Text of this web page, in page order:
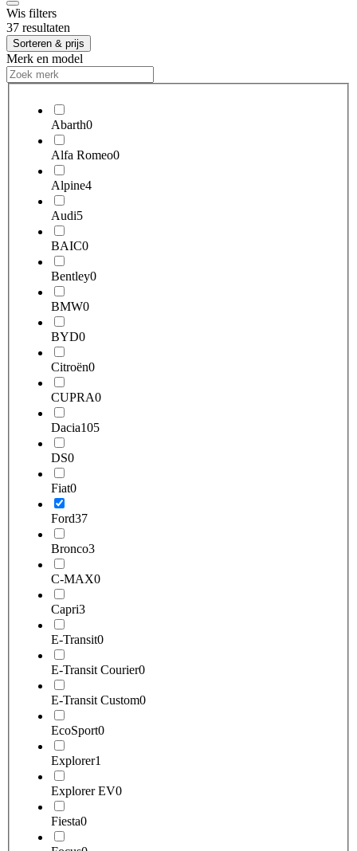
Wis filters
37 resultaten
Sorteren & prijs
Merk en model
Abarth0
Alfa Romeo0
Alpine4
Audi5
BAIC0
Bentley0
BMW0
BYD0
Citroën0
CUPRA0
Dacia105
DS0
Fiat0
Ford37
Bronco3
C-MAX0
Capri3
E-Transit0
E-Transit Courier0
E-Transit Custom0
EcoSport0
Explorer1
Explorer EV0
Fiesta0